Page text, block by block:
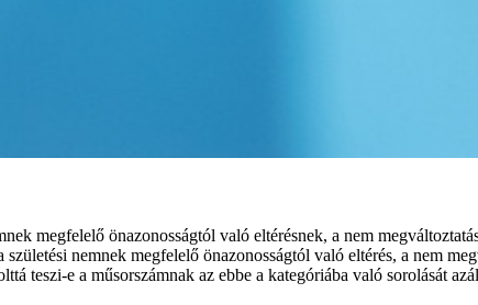
megfelelő önazonosságtól való eltérésnek, a nem
nemnek megfelelő önazonosságtól való eltérés, a nem
teszi-e a műsorszámnak az ebbe a kategóriába való sorolását